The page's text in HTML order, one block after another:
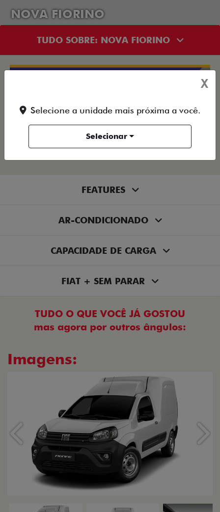
NOVA FIORINO
TUDO SOBRE: NOVA FIORINO
FEATURES
AR-CONDICIONADO
CAPACIDADE DE CARGA
FIAT + SEM PARAR
TUDO O QUE VOCÊ JÁ GOSTOU
mas agora por outros ângulos:
Imagens:
Anterior
X
Selecione a unidade mais próxima a você.
Selecionar